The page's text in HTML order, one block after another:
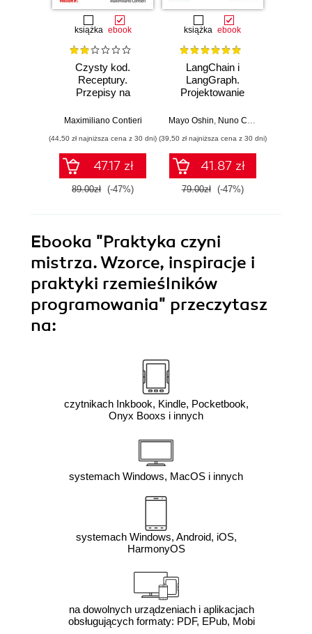
książka ebook
Czysty kod.
Receptury.
Przepisy na
struktury i jakości
Maximiliano Contieri
(44,50 zł najniższa cena z 30 dni)
47.17 zł
89.00zł (-47%)
książka ebook
LangChain i
LangGraph.
Projektowanie
na dużych
językowych w
praktyce
Mayo Oshin Nuno Campos
(39,50 zł najniższa cena z 30 dni)
41.87 zł
79.00zł (-47%)
Ebooka "Praktyka czyni
mistrza. Wzorce, inspiracje i
praktyki rzemieślników
programowania" przeczytasz
na:
czytnikach Inkbook, Kindle, Pocketbook,
Onyx Booxs i innych
systemach Windows, MacOS i innych
systemach Windows, Android, iOS,
HarmonyOS
na dowolnych urządzeniach i aplikacjach
obsługujących formaty: PDF, EPub, Mobi